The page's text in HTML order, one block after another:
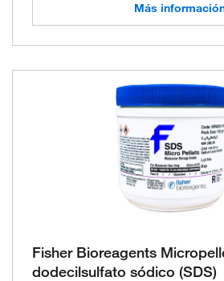
Más
Fisher Bioreagents
dodecilsulfato sódico (SDS)